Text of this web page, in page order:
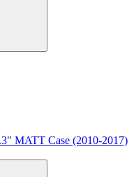
MATT Case (2010-2017)